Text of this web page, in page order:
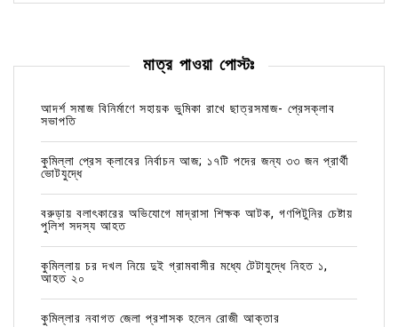
মাত্র পাওয়া পোস্টঃ
আদর্শ সমাজ বিনির্মাণে সহায়ক ভুমিকা রাখে ছাত্রসমাজ- প্রেসক্লাব
সভাপতি
কুমিল্লা প্রেস ক্লাবের নির্বাচন আজ; ১৭টি পদের জন্য ৩৩ জন প্রার্থী
ভোটযুদ্ধে
বরুড়ায় বলাৎকারের অভিযোগে মাদ্রাসা শিক্ষক আটক, গণপিটুনির চেষ্টায়
পুলিশ সদস্য আহত
কুমিল্লায় চর দখল নিয়ে দুই গ্রামবাসীর মধ্যে টেটাযুদ্ধে নিহত ১,
আহত ২০
কুমিল্লার নবাগত জেলা প্রশাসক হলেন রোজী আক্তার